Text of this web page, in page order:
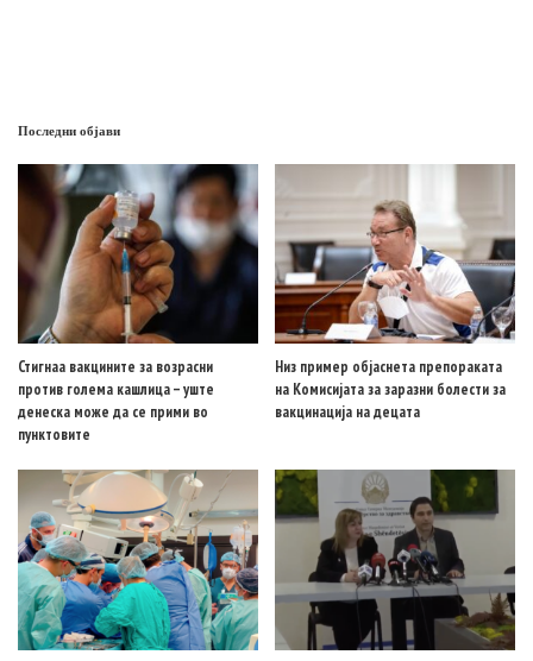
Последни објави
Стигнаа вакцините за возрасни
против голема кашлица – уште
денеска може да се прими во
пунктовите
Низ пример објаснета препораката
на Комисијата за заразни болести за
вакцинација на децата